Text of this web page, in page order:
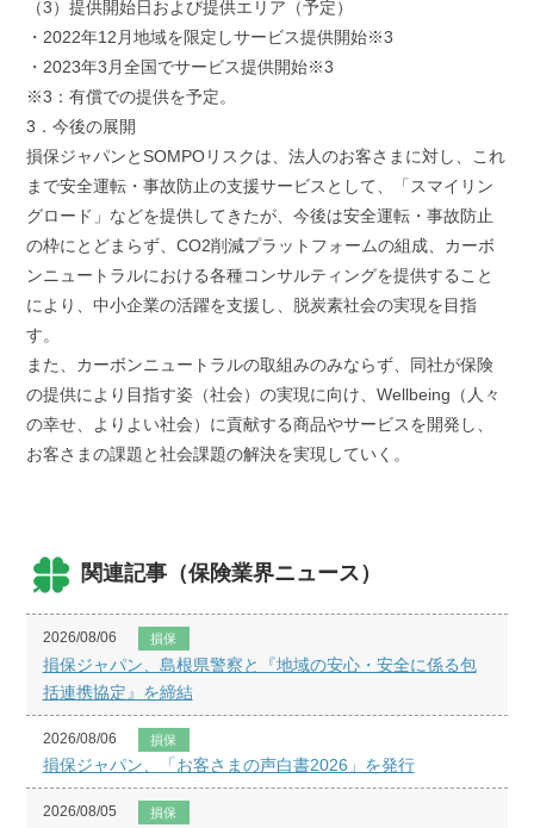
（3）提供開始日および提供エリア（予定）
・2022年12月地域を限定しサービス提供開始※3
・2023年3月全国でサービス提供開始※3
※3：有償での提供を予定。
3．今後の展開
損保ジャパンとSOMPOリスクは、法人のお客さまに対し、これ
まで安全運転・事故防止の支援サービスとして、「スマイリン
グロード」などを提供してきたが、今後は安全運転・事故防止
の枠にとどまらず、CO2削減プラットフォームの組成、カーボ
ンニュートラルにおける各種コンサルティングを提供すること
により、中小企業の活躍を支援し、脱炭素社会の実現を目指
す。
また、カーボンニュートラルの取組みのみならず、同社が保険
の提供により目指す姿（社会）の実現に向け、Wellbeing（人々
の幸せ、よりよい社会）に貢献する商品やサービスを開発し、
お客さまの課題と社会課題の解決を実現していく。
関連記事（保険業界ニュース）
2026/08/06 損保
損保ジャパン、島根県警察と『地域の安心・安全に係る包
括連携協定』を締結
2026/08/06 損保
損保ジャパン、「お客さまの声白書2026」を発行
2026/08/05 損保